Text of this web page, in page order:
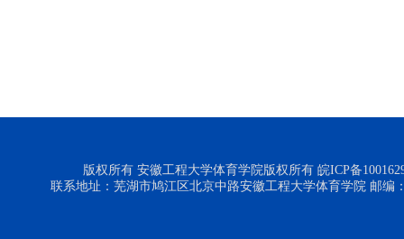
版权所有 安徽工程大学体育学院版权所有 皖ICP备
联系地址：芜湖市鸠江区北京中路安徽工程大学体育学院 邮编